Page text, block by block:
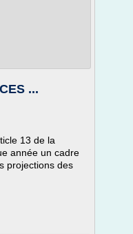
...
13 de la
année un cadre
projections des